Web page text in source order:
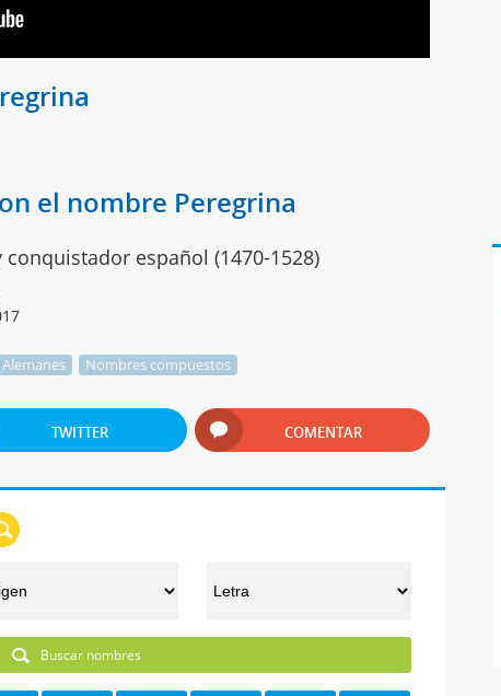
el nombre Peregrina
español (1470-1528)
Alemanes Nombres compuestos
TWITTER COMENTAR
Buscar nombres